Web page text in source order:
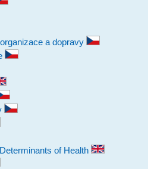
a dopravy
of Health